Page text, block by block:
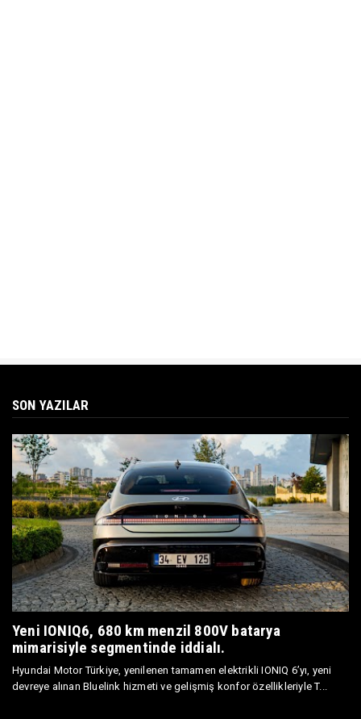
SON YAZILAR
Yeni IONIQ6, 680 km menzil 800V batarya
mimarisiyle segmentinde iddialı.
Hyundai Motor Türkiye, yenilenen tamamen elektrikli IONIQ 6’yı, yeni
devreye alınan Bluelink hizmeti ve gelişmiş konfor özellikleriyle T...